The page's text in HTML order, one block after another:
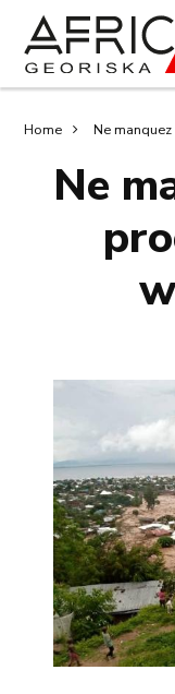
main
content
search
Home Ne
Ne